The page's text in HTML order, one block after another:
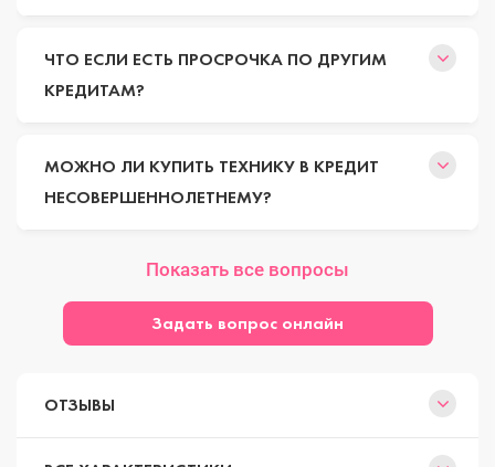
ЧТО ЕСЛИ ЕСТЬ ПРОСРОЧКА ПО ДРУГИМ
КРЕДИТАМ?
МОЖНО ЛИ КУПИТЬ ТЕХНИКУ В КРЕДИТ
НЕСОВЕРШЕННОЛЕТНЕМУ?
Показать все вопросы
Задать вопрос онлайн
ОТЗЫВЫ